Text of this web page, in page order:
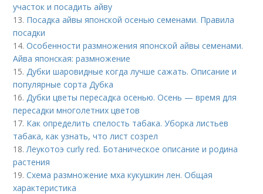
участок и посадить айву
13. Посадка айвы японской осенью семенами. Правила
посадки
14.Особенности размножения японской айвы семенами.
Айва японская: размножение
15.Дубки шаровидные когда лучше сажать. Описание и
популярные сорта Дубка
16.Дубки цветы пересадка осенью. Осень — время для
пересадки многолетних цветов
17. Как определить спелость табака. Уборка листьев
табака, как узнать, что лист созрел
18.Леукотоэ curly red. Ботаническое описание и родина
растения
19.Схема размножение мха кукушкин лен. Общая
характеристика